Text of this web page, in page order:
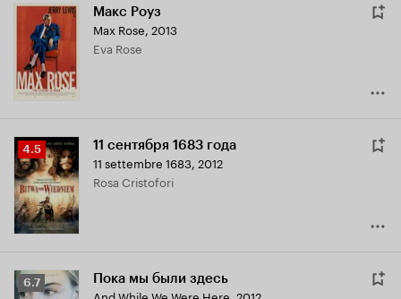
Макс Роуз
Max Rose, 2013
Eva Rose
Рейтинг
Кинопоиска
4.5
4.5 11 сентября 1683 года
11 settembre 1683, 2012
Rosa Cristofori
Рейтинг
6.7 Пока мы были здесь